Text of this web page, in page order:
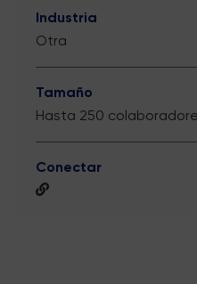
Industria
Otra
Tamaño
Hasta 250
Conectar